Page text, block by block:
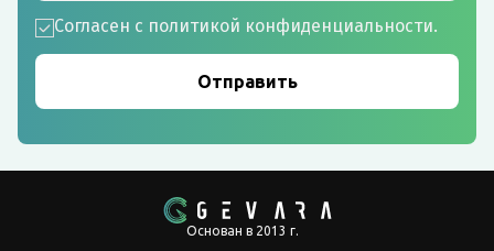
Согласен с политикой конфиденциальности.
Основан в 2013 г.